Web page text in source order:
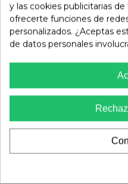
MÁS MODELOS DE NOA
Noa Harmon
Sandalias Noa Harmon GRAPE
De Mujer Multicolor Con
Hebilla Dorada Maxi
y las cookies publicitarias
ofrecerte funciones de
personalizados. ¿Aceptas
de datos personales